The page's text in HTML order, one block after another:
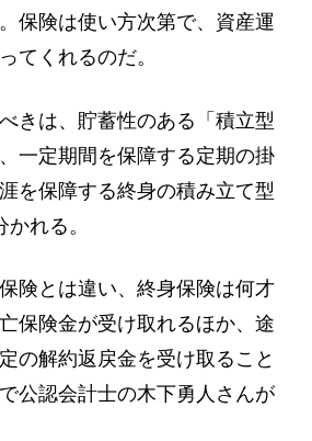
保険は使い方次第で、資産運
てくれるのだ。
きは、貯蓄性のある「積立型
一定期間を保障する定期の掛
を保障する終身の積み立て型
れる。
険とは違い、終身保険は何才
保険金が受け取れるほか、途
の解約返戻金を受け取ること
公認会計士の木下勇人さんが